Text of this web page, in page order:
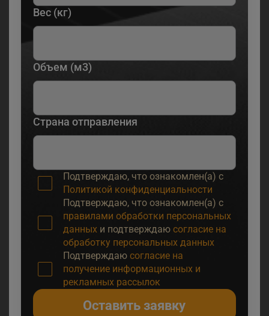
Вес (кг)
Объем (м3)
Страна отправления
Подтверждаю, что ознакомлен(а) с
Политикой конфиденциальности
Подтверждаю, что ознакомлен(а) с
правилами обработки персональных
данныхи подтверждаю согласие на
обработку персональных данных
Подтверждаю согласие на
получение информационных и
рекламных рассылок
Оставить заявку